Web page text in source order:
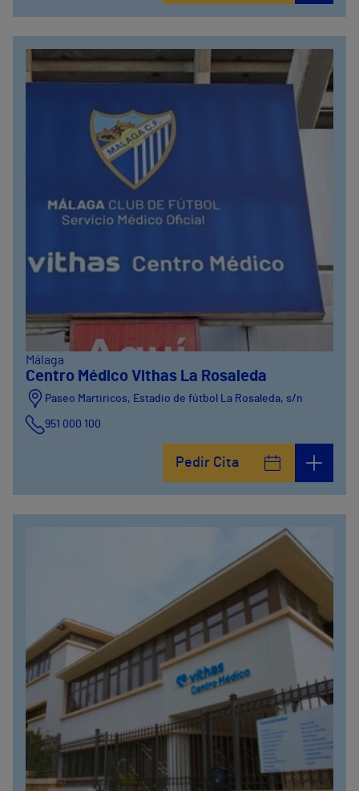
Málaga
Centro Médico Vithas La Rosaleda
Paseo Martiricos, Estadio de fútbol La Rosaleda, s/n
951 000 100
Pedir Cita